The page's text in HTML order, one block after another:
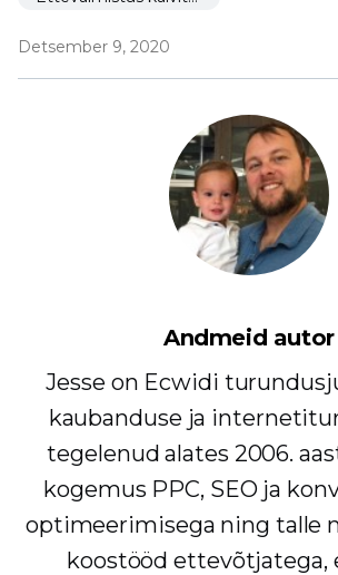
Detsember 9, 2020
Andmeid autor
Jesse on Ecwidi
kaubanduse ja
tegelenud alates 2006.
kogemus PPC, SEO ja
optimeerimisega ning talle
koostööd ettevõtjatega,